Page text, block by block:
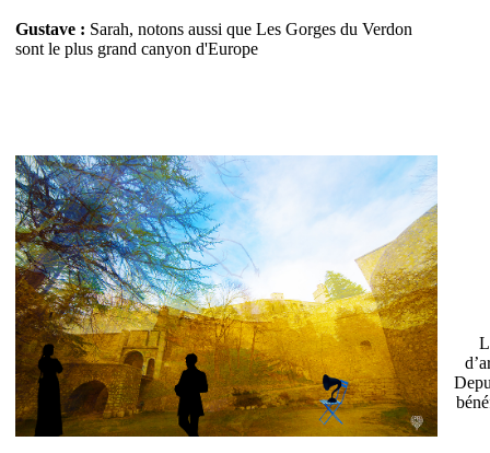
Gustave : Sarah, notons aussi que Les Gorges du Verdon
sont le plus grand canyon d'Europe